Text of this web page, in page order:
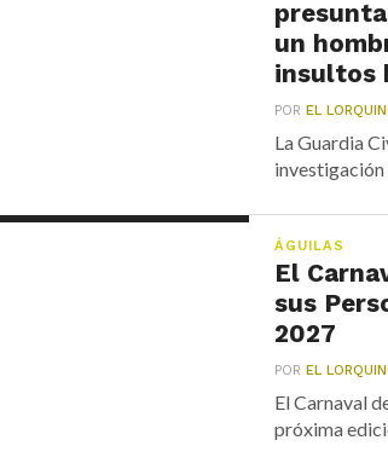
un
insultos
POREL
La Guardia
investigación
ÁGUILAS
El
sus
2027
POREL
El Carnaval
próxima